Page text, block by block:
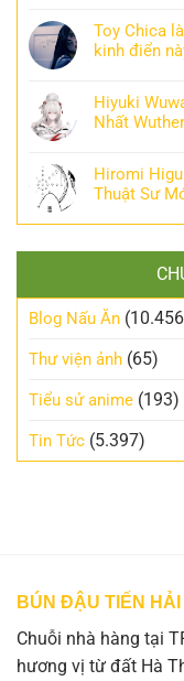
Toy Chica
kinh điển
Hiyuki
Nhất
Hiromi
Thuật Sư
Blog Nấu Ăn
Thư viện ảnh (65)
Tiểu sử anime (193)
Tin Tức (5.397)
BÚN ĐẬU TIẾN HẢI
Chuỗi nhà hàng tại
hương vị từ đất Hà